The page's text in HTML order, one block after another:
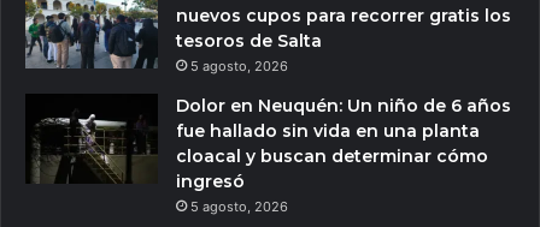
nuevos cupos para recorrer gratis los
tesoros de Salta
5 agosto, 2026
Dolor en Neuquén: Un niño de 6 años
fue hallado sin vida en una planta
cloacal y buscan determinar cómo
ingresó
5 agosto, 2026